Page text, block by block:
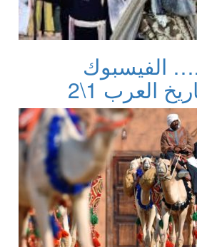
الفيسبوك
العرب 1\2